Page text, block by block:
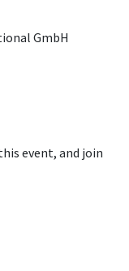
GmbH
event, and join